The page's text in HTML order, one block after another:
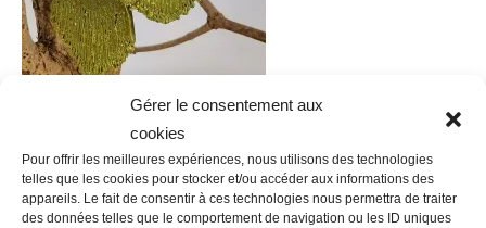
Gérer le consentement aux
cookies
Pour offrir les meilleures expériences, nous utilisons des technologies
telles que les cookies pour stocker et/ou accéder aux informations des
appareils. Le fait de consentir à ces technologies nous permettra de traiter
des données telles que le comportement de navigation ou les ID uniques
Fichier média précédent